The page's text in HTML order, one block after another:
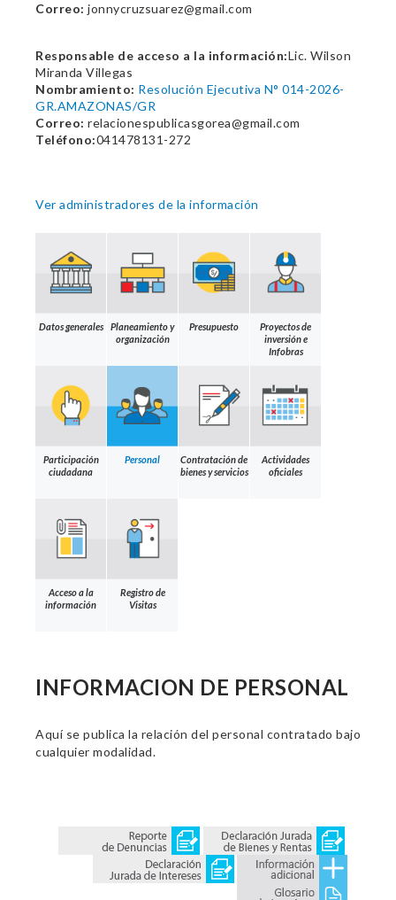
Correo: jonnycruzsuarez@gmail.com
Responsable de acceso a la información:Lic. Wilson
Miranda Villegas
Nombramiento: Resolución Ejecutiva N° 014-2026-
GR.AMAZONAS/GR
Correo: relacionespublicasgorea@gmail.com
Teléfono:041478131-272
Ver administradores de la información
Datos generales
Planeamiento y
organización
Presupuesto
Proyectos de
inversión e
Infobras
Participación
ciudadana
Personal
Contratación de
bienes y servicios
Actividades
oficiales
Acceso a la
información
Registro de
Visitas
INFORMACION DE PERSONAL
Aquí se publica la relación del personal contratado bajo
cualquier modalidad.